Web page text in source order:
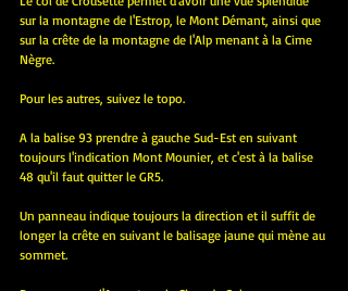
sur la montagne de l'Estrop, le Mont Démant, ainsi que
sur la crête de la montagne de l'Alp menant à la Cime
Nègre.
Pour les autres, suivez le topo.
A la balise 93 prendre à gauche Sud-Est en suivant
toujours l'indication Mont Mounier, et c'est à la balise
48 qu'il faut quitter le GR5.
Un panneau indique toujours la direction et il suffit de
longer la crête en suivant le balisage jaune qui mène au
sommet.